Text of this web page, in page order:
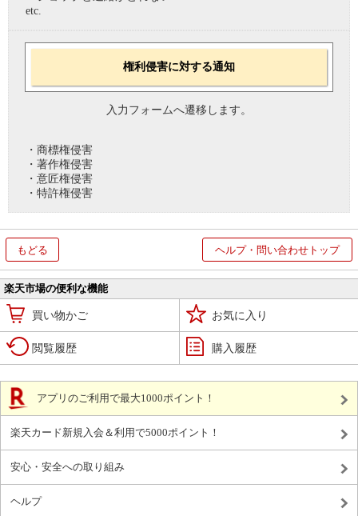
etc.
権利侵害に対する通知
入力フォームへ遷移します。
・商標権侵害
・著作権侵害
・意匠権侵害
・特許権侵害
もどる ヘルプ・問い合わせトップ
楽天市場の便利な機能
買い物かご お気に入り
閲覧履歴 購入履歴
アプリのご利用で最大1000ポイント！
楽天カード新規入会＆利用で5000ポイント！
安心・安全への取り組み
ヘルプ